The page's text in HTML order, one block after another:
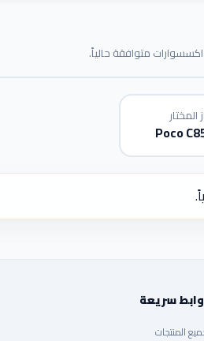
اكسسوارات متوافقة حالياً.
المختار
Poco
سريعة
المنتجات